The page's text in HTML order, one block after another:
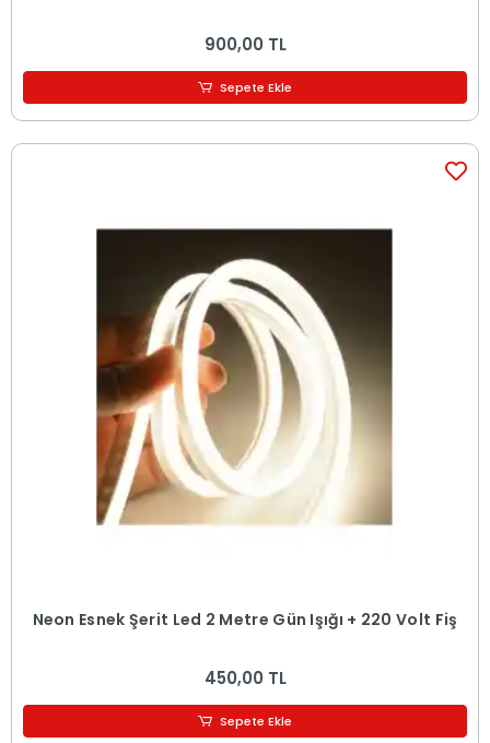
900,00 TL
Sepete Ekle
Neon Esnek Şerit Led 2 Metre Gün Işığı + 220 Volt Fiş
450,00 TL
Sepete Ekle